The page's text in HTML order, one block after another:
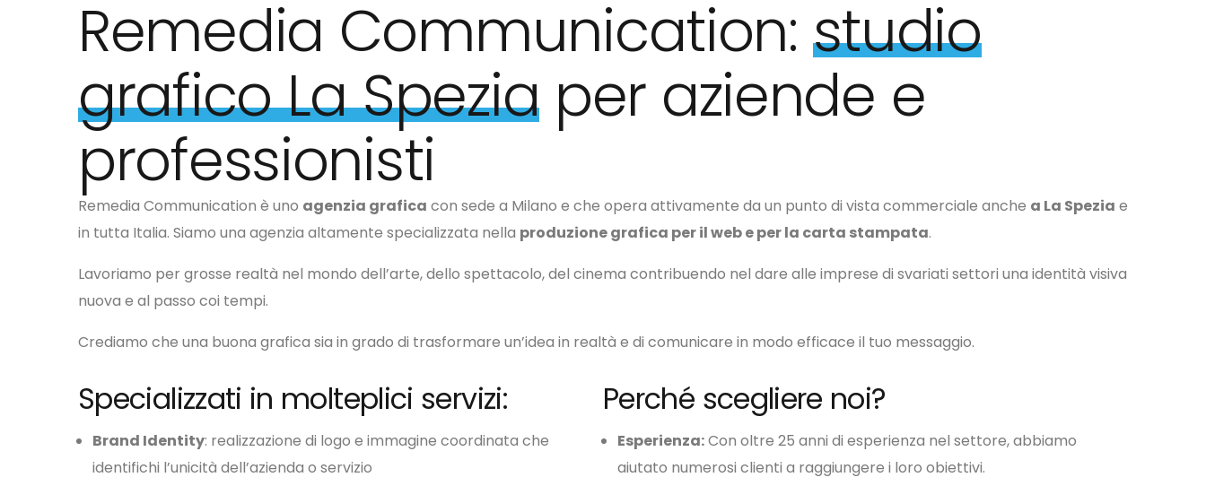
Remedia Communication: studio
grafico La Spezia per aziende e
professionisti
Remedia Communication è uno agenzia grafica con sede a Milano e che opera attivamente da un punto di vista commerciale anche a La Spezia e
in tutta Italia. Siamo una agenzia altamente specializzata nella produzione grafica per il web e per la carta stampata.
Lavoriamo per grosse realtà nel mondo dell’arte, dello spettacolo, del cinema contribuendo nel dare alle imprese di svariati settori una identità visiva
nuova e al passo coi tempi.
Crediamo che una buona grafica sia in grado di trasformare un’idea in realtà e di comunicare in modo efficace il tuo messaggio.
Specializzati in molteplici servizi:
Brand Identity: realizzazione di logo e immagine coordinata che
identifichi l’unicità dell’azienda o servizio
Perché scegliere noi?
Esperienza:Con oltre 25 anni di esperienza nel settore, abbiamo
aiutato numerosi clienti a raggiungere i loro obiettivi.